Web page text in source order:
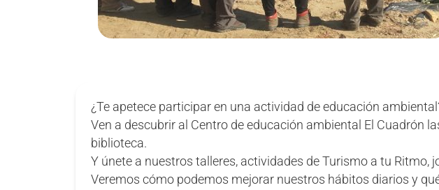
¿Te apetece participar en una actividad de educación
Ven a descubrir al Centro de educación ambiental El Cuadrón
biblioteca.
Y únete a nuestros talleres, actividades de Turismo a tu
Veremos cómo podemos mejorar nuestros hábitos diarios y